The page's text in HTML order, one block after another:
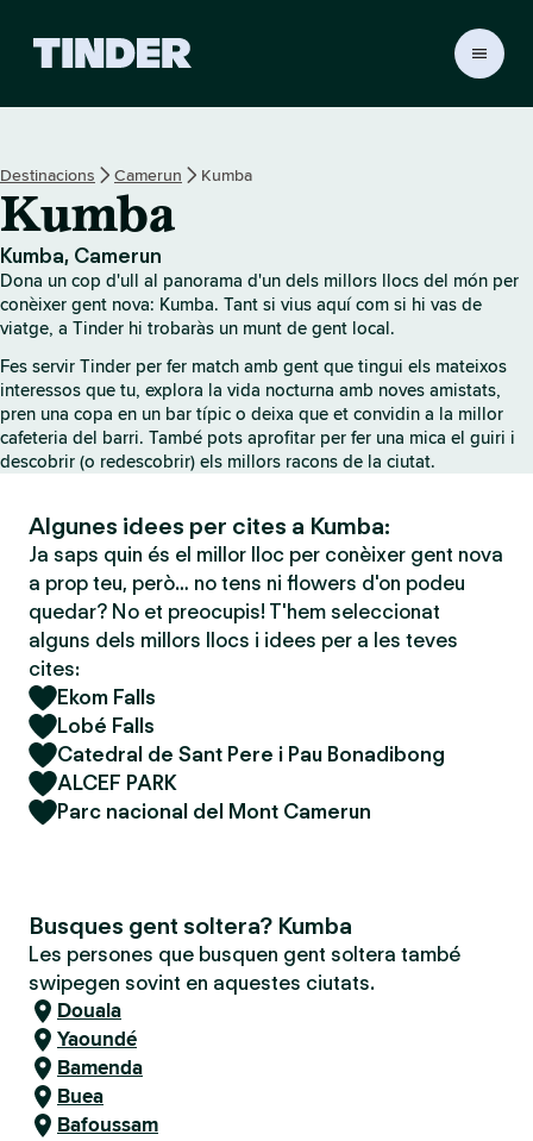
r
c
i
Destinacions Camerun Kumba
Kumba
Kumba, Camerun
Dona un cop d'ull al panorama d'un dels millors llocs del món per
conèixer gent nova: Kumba. Tant si vius aquí com si hi vas de
viatge, a Tinder hi trobaràs un munt de gent local.
Fes servir Tinder per fer match amb gent que tingui els mateixos
interessos que tu, explora la vida nocturna amb noves amistats,
pren una copa en un bar típic o deixa que et convidin a la millor
cafeteria del barri. També pots aprofitar per fer una mica el guiri i
descobrir (o redescobrir) els millors racons de la ciutat.
Algunes idees per cites a Kumba:
Ja saps quin és el millor lloc per conèixer gent nova
a prop teu, però… no tens ni flowers d'on podeu
quedar? No et preocupis! T'hem seleccionat
alguns dels millors llocs i idees per a les teves
cites:
Ekom Falls
Lobé Falls
Catedral de Sant Pere i Pau Bonadibong
ALCEF PARK
Parc nacional del Mont Camerun
Busques gent soltera? Kumba
Les persones que busquen gent soltera també
swipegen sovint en aquestes ciutats.
Douala
Yaoundé
Bamenda
Buea
Bafoussam